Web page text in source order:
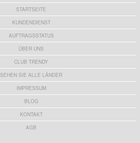
STARTSEITE
KUNDENDIENST
AUFTRAGSSTATUS
ÜBER UNS
CLUB TRENDY
SEHEN SIE ALLE LÄNDER
IMPRESSUM
BLOG
KONTAKT
AGB